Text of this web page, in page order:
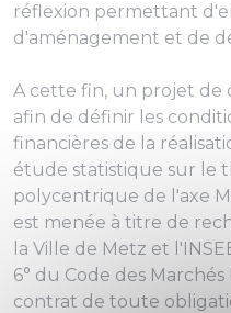
réflexion permettant
d'aménagement et de
A cette fin, un projet de
afin de définir les
financières de la
étude statistique sur le
polycentrique de l'axe
est menée à titre de
la Ville de Metz et
6° du Code des
contrat de toute